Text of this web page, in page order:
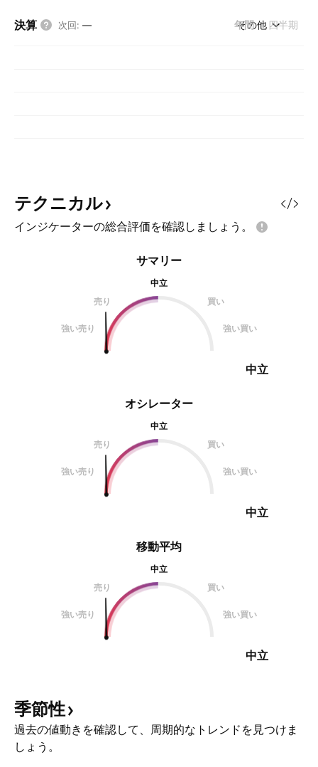
決算 次回: — 年間 四半期
その他
テクニカル
インジケーターの総合評価を確認しましょう。
オシレーター
中立
売り
買い
強い売り 強い買い
中立
サマリー
中立
売り
買い
強い売り 強い買い
中立
移動平均
中立
売り
買い
強い売り 強い買い
中立
季節性
過去の値動きを確認して、周期的なトレンドを見つけま
しょう。